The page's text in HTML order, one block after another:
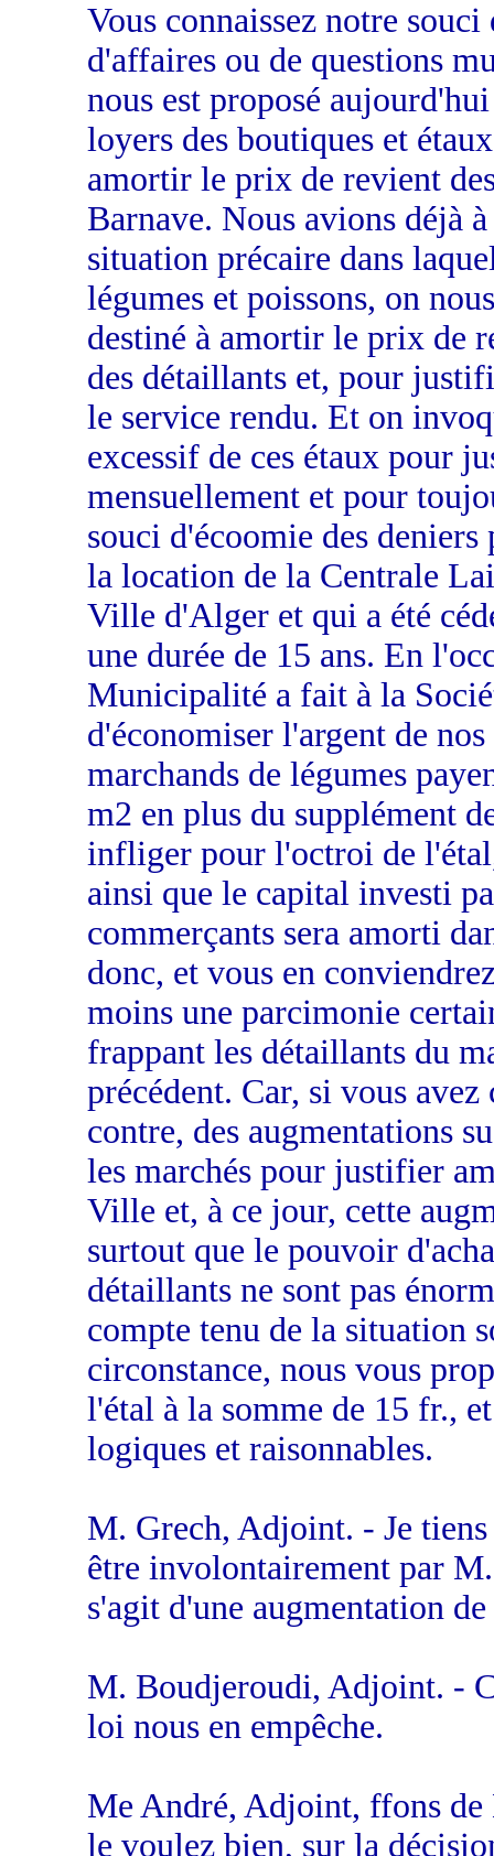
Vous connaissez notre
d'affaires ou de questions
nous est proposé
loyers des boutiques et
amortir le prix de revient
Barnave. Nous avions déjà
situation précaire dans
légumes et poissons, on
destiné à amortir le prix de
des détaillants et, pour
le service rendu. Et on
excessif de ces étaux pour
mensuellement et pour
souci d'écoomie des
la location de la Centrale
Ville d'Alger et qui a été
une durée de 15 ans. En
Municipalité a fait à la
d'économiser l'argent de
marchands de légumes
m2 en plus du supplément
infliger pour l'octroi de
ainsi que le capital investi
commerçants sera amorti
donc, et vous en
moins une parcimonie
frappant les détaillants du
précédent. Car, si vous
contre, des augmentations
les marchés pour justifier
Ville et, à ce jour, cette
surtout que le pouvoir
détaillants ne sont pas
compte tenu de la situation
circonstance, nous vous
l'étal à la somme de 15 fr.,
logiques et raisonnables.
M. Grech, Adjoint. - Je
être involontairement par
s'agit d'une augmentation
M. Boudjeroudi, Adjoint. -
loi nous en empêche.
Me André, Adjoint, ffons
le voulez bien, sur la